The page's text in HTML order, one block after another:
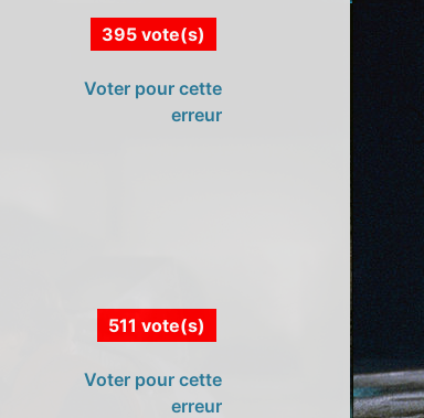
395 vote(s)
Voter pour cette
erreur
511 vote(s)
Voter pour cette
erreur